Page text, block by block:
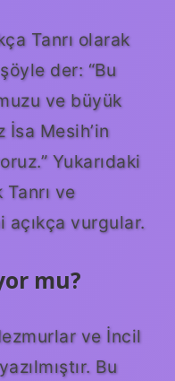
Tanrı olarak
der: “Bu
ve büyük
İsa Mesih’in
Yukarıdaki
ve
açıkça vurgular.
mu?
ve İncil
Bu